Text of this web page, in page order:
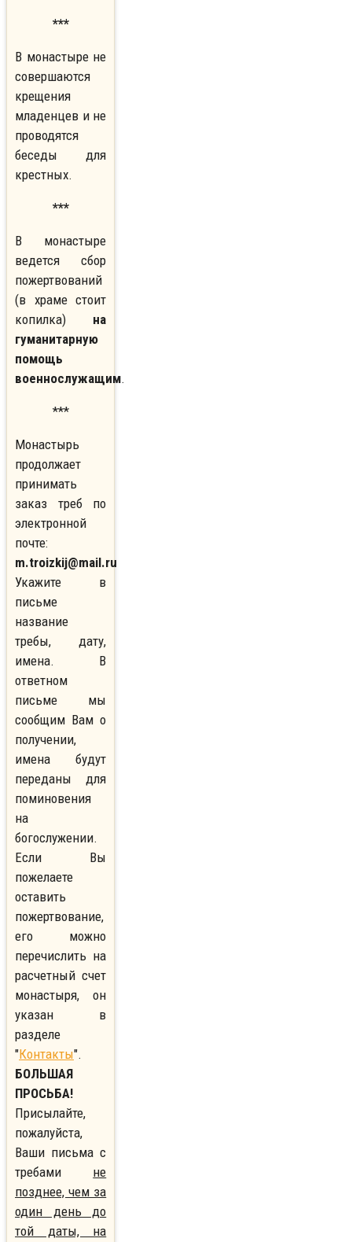
***
В монастыре не
совершаются
крещения
младенцев и не
проводятся
беседы для
крестных.
***
В монастыре
ведется сбор
пожертвований
(в храме стоит
копилка) на
гуманитарную
помощь
военнослужащим.
***
Монастырь
продолжает
принимать
заказ треб по
электронной
почте:
m.troizkij@mail.ru
Укажите в
письме
название
требы, дату,
имена. В
ответном
письме мы
сообщим Вам о
получении,
имена будут
переданы для
поминовения
на
богослужении.
Если Вы
пожелаете
оставить
пожертвование,
его можно
перечислить на
расчетный счет
монастыря, он
указан в
разделе
"Контакты".
БОЛЬШАЯ
ПРОСЬБА!
Присылайте,
пожалуйста,
Ваши письма с
требами не
позднее, чем за
один день до
той даты, на